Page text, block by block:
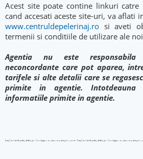
Acest site poate contine linkuri catre
cand accesati aceste site-uri, va aflati
www.centruldepelerinaj.ro si aveti
termenii si conditiile de utilizare ale
Agentia nu este responsabila
neconcordante care pot aparea,
tarifele si alte detalii care se
primite in agentie.
informatiile primite in agentie.